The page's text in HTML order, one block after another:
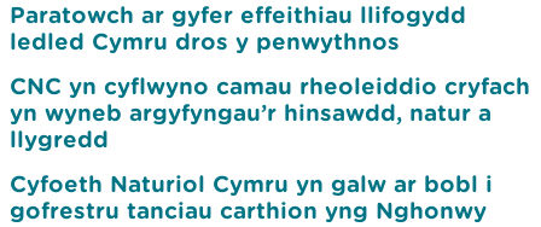
Paratowch ar gyfer effeithiau llifogydd
ledled Cymru dros y penwythnos
CNC yn cyflwyno camau rheoleiddio cryfach
yn wyneb argyfyngau’r hinsawdd, natur a
llygredd
Cyfoeth Naturiol Cymru yn galw ar bobl i
gofrestru tanciau carthion yng Nghonwy